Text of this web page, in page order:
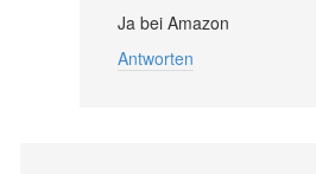
Ja bei Amazon
Antworten